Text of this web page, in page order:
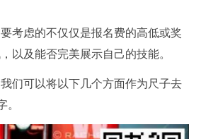
考虑的不仅仅是报名费的高低或奖
以及能否完美展示自己的技能。
们可以将以下几个方面作为尺子去
。